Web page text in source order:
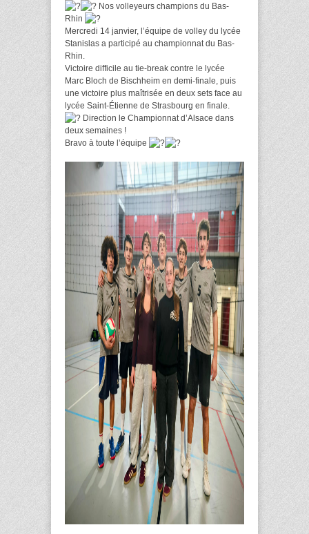
Nos volleyeurs champions du Bas-
Rhin
Mercredi 14 janvier, l’équipe de volley du lycée
Stanislas a participé au championnat du Bas-
Rhin.
Victoire difficile au tie-break contre le lycée
Marc Bloch de Bischheim en demi-finale, puis
une victoire plus maîtrisée en deux sets face au
lycée Saint-Étienne de Strasbourg en finale.
Direction le Championnat d’Alsace dans
deux semaines !
Bravo à toute l’équipe